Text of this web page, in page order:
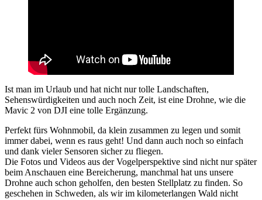
Ist man im Urlaub und hat nicht nur tolle Landschaften,
Sehenswürdigkeiten und auch noch Zeit, ist eine Drohne, wie die
Mavic 2 von DJI eine tolle Ergänzung.
Perfekt fürs Wohnmobil, da klein zusammen zu legen und somit
immer dabei, wenn es raus geht! Und dann auch noch so einfach
und dank vieler Sensoren sicher zu fliegen.
Die Fotos und Videos aus der Vogelperspektive sind nicht nur später
beim Anschauen eine Bereicherung, manchmal hat uns unsere
Drohne auch schon geholfen, den besten Stellplatz zu finden. So
geschehen in Schweden, als wir im kilometerlangen Wald nicht